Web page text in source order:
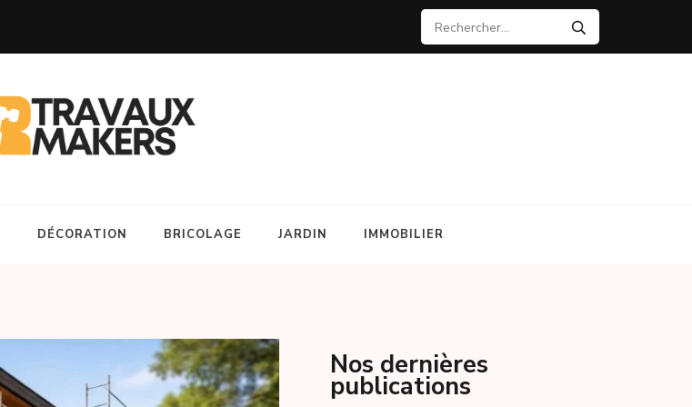
DÉCORATION BRICOLAGE JARDIN IMMOBILIER
Nos dernières
publications